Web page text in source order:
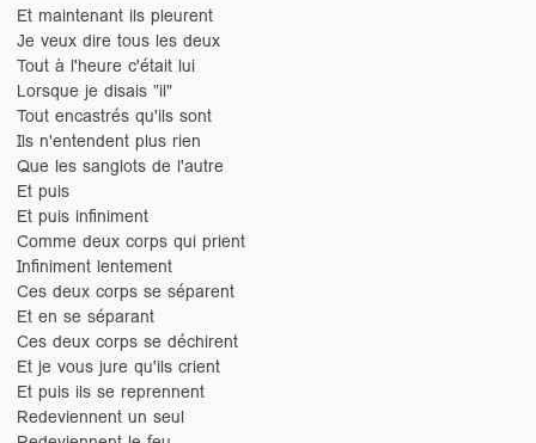
Et maintenant ils pleurent
Je veux dire tous les deux
Tout à l'heure c'était lui
Lorsque je disais "il"
Tout encastrés qu'ils sont
Ils n'entendent plus rien
Que les sanglots de l'autre
Et puis
Et puis infiniment
Comme deux corps qui prient
Infiniment lentement
Ces deux corps se séparent
Et en se séparant
Ces deux corps se déchirent
Et je vous jure qu'ils crient
Et puis ils se reprennent
Redeviennent un seul